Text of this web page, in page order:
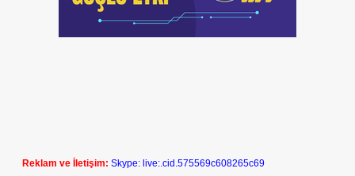
Reklam ve İletişim: Skype: live:.cid.575569c608265c69